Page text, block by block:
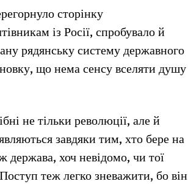
сторінку
із Росії, спробувало й
рядянську систему державного
що нема сенсу вселяти душу
не тільки революції, але й
завдяки тим, хто бере на
держава, хоч невідомо, чи тої
теж легко зневажити, бо він